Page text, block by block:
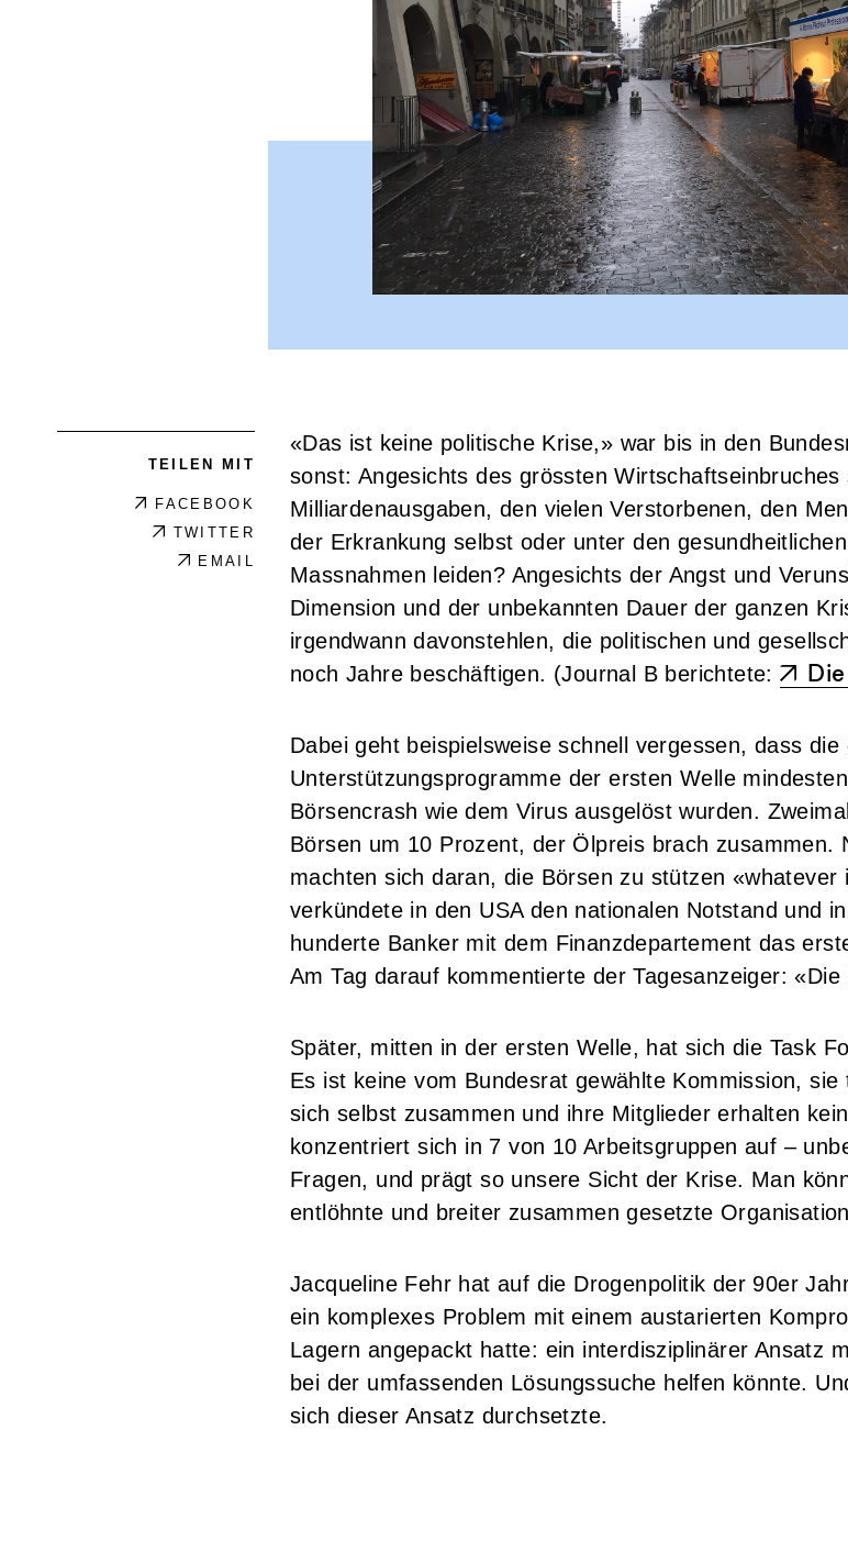
TEILEN MIT
FACEBOOK
TWITTER
EMAIL
«Das ist keine politische Krise,» war bis in den
sonst: Angesichts des grössten
Milliardenausgaben, den vielen Verstorbenen, den
der Erkrankung selbst oder unter den
Massnahmen leiden? Angesichts der Angst und
Dimension und der unbekannten Dauer der ganzen
irgendwann davonstehlen, die politischen und
noch Jahre beschäftigen. (Journal B berichtete:
Dabei geht beispielsweise schnell vergessen, dass die
Unterstützungsprogramme der ersten Welle
Börsencrash wie dem Virus ausgelöst wurden.
Börsen um 10 Prozent, der Ölpreis brach zusammen.
machten sich daran, die Börsen zu stützen
verkündete in den USA den nationalen Notstand und
hunderte Banker mit dem Finanzdepartement das
Am Tag darauf kommentierte der Tagesanzeiger:
Später, mitten in der ersten Welle, hat sich die Task
Es ist keine vom Bundesrat gewählte Kommission,
sich selbst zusammen und ihre Mitglieder erhalten
konzentriert sich in 7 von 10 Arbeitsgruppen auf –
Fragen, und prägt so unsere Sicht der Krise. Man
entlöhnte und breiter zusammen gesetzte
Jacqueline Fehr hat auf die Drogenpolitik der 90er
ein komplexes Problem mit einem austarierten
Lagern angepackt hatte: ein interdisziplinärer Ansatz
bei der umfassenden Lösungssuche helfen könnte.
sich dieser Ansatz durchsetzte.